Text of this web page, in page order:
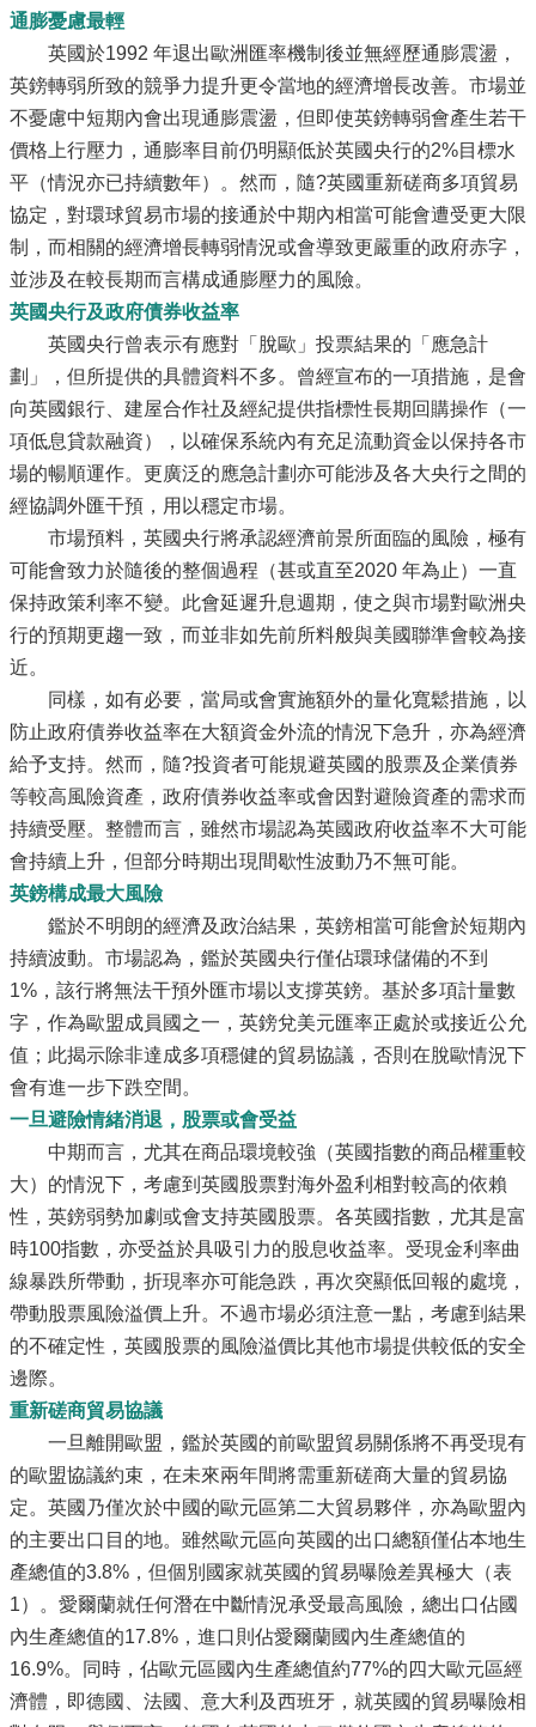
通膨憂慮最輕
英國於1992 年退出歐洲匯率機制後並無經歷通膨震盪，
英鎊轉弱所致的競爭力提升更令當地的經濟增長改善。市場並
不憂慮中短期內會出現通膨震盪，但即使英鎊轉弱會產生若干
價格上行壓力，通膨率目前仍明顯低於英國央行的2%目標水
平（情況亦已持續數年）。然而，隨?英國重新磋商多項貿易
協定，對環球貿易市場的接通於中期內相當可能會遭受更大限
制，而相關的經濟增長轉弱情況或會導致更嚴重的政府赤字，
並涉及在較長期而言構成通膨壓力的風險。
英國央行及政府債券收益率
英國央行曾表示有應對「脫歐」投票結果的「應急計
劃」，但所提供的具體資料不多。曾經宣布的一項措施，是會
向英國銀行、建屋合作社及經紀提供指標性長期回購操作（一
項低息貸款融資），以確保系統內有充足流動資金以保持各市
場的暢順運作。更廣泛的應急計劃亦可能涉及各大央行之間的
經協調外匯干預，用以穩定市場。
市場預料，英國央行將承認經濟前景所面臨的風險，極有
可能會致力於隨後的整個過程（甚或直至2020 年為止）一直
保持政策利率不變。此會延遲升息週期，使之與市場對歐洲央
行的預期更趨一致，而並非如先前所料般與美國聯準會較為接
近。
同樣，如有必要，當局或會實施額外的量化寬鬆措施，以
防止政府債券收益率在大額資金外流的情況下急升，亦為經濟
給予支持。然而，隨?投資者可能規避英國的股票及企業債券
等較高風險資產，政府債券收益率或會因對避險資產的需求而
持續受壓。整體而言，雖然市場認為英國政府收益率不大可能
會持續上升，但部分時期出現間歇性波動乃不無可能。
英鎊構成最大風險
鑑於不明朗的經濟及政治結果，英鎊相當可能會於短期內
持續波動。市場認為，鑑於英國央行僅佔環球儲備的不到
1%，該行將無法干預外匯市場以支撐英鎊。基於多項計量數
字，作為歐盟成員國之一，英鎊兌美元匯率正處於或接近公允
值；此揭示除非達成多項穩健的貿易協議，否則在脫歐情況下
會有進一步下跌空間。
一旦避險情緒消退，股票或會受益
中期而言，尤其在商品環境較強（英國指數的商品權重較
大）的情況下，考慮到英國股票對海外盈利相對較高的依賴
性，英鎊弱勢加劇或會支持英國股票。各英國指數，尤其是富
時100指數，亦受益於具吸引力的股息收益率。受現金利率曲
線暴跌所帶動，折現率亦可能急跌，再次突顯低回報的處境，
帶動股票風險溢價上升。不過市場必須注意一點，考慮到結果
的不確定性，英國股票的風險溢價比其他市場提供較低的安全
邊際。
重新磋商貿易協議
一旦離開歐盟，鑑於英國的前歐盟貿易關係將不再受現有
的歐盟協議約束，在未來兩年間將需重新磋商大量的貿易協
定。英國乃僅次於中國的歐元區第二大貿易夥伴，亦為歐盟內
的主要出口目的地。雖然歐元區向英國的出口總額僅佔本地生
產總值的3.8%，但個別國家就英國的貿易曝險差異極大（表
1）。愛爾蘭就任何潛在中斷情況承受最高風險，總出口佔國
內生產總值的17.8%，進口則佔愛爾蘭國內生產總值的
16.9%。同時，佔歐元區國內生產總值約77%的四大歐元區經
濟體，即德國、法國、意大利及西班牙，就英國的貿易曝險相